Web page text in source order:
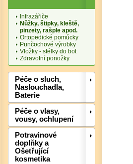
Infrazářiče
Nůžky, štipky, kleště,
pinzety, rašple apod.
Ortopedické pomůcky
Punčochové výrobky
Vložky - stélky do bot
Zdravotní ponožky
Péče o sluch,
Naslouchadla,
Baterie
Péče o vlasy,
vousy, ochlupení
Potravinové
doplňky a
Ošetřující
kosmetika